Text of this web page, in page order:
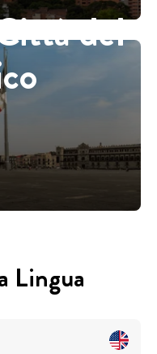
del
Lingua